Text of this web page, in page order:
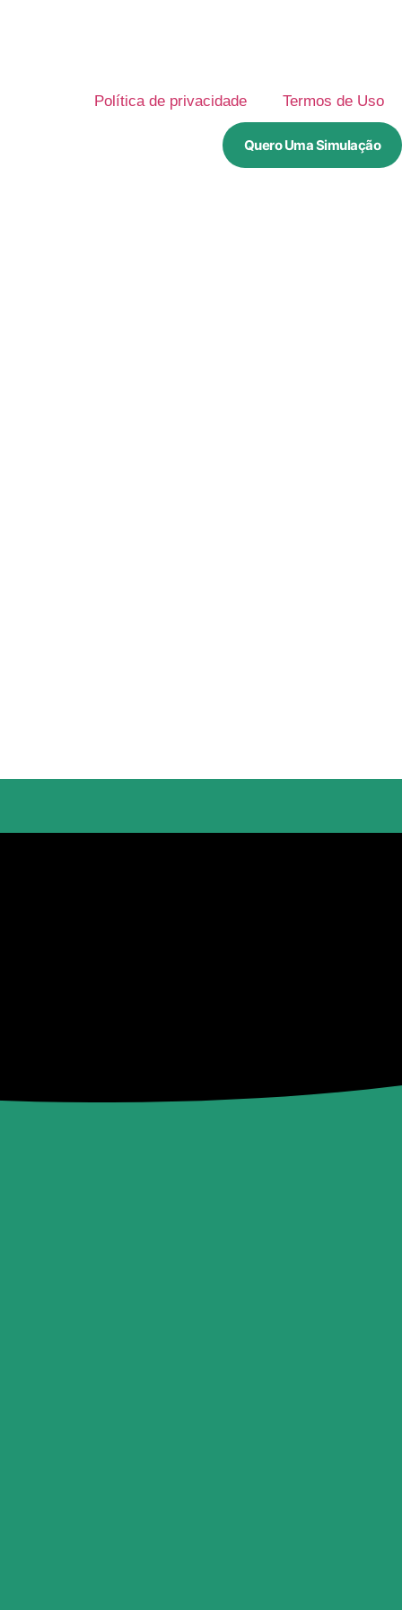
Política de privacidade Termos de Uso
Quero Uma Simulação